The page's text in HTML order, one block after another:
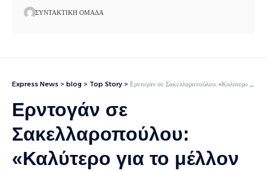
ΣΥΝΤΑΚΤΙΚΉ ΟΜΆΔΑ
Express News > blog > Top Story > Ερντογάν σε Σακελλαροπούλου: «Καλύτερο για το μέλλον των δύο πλευρών να βλέπουμε το ποτήρι μισογεμάτο»
Ερντογάν σε
Σακελλαροπούλου:
«Καλύτερο για το μέλλον